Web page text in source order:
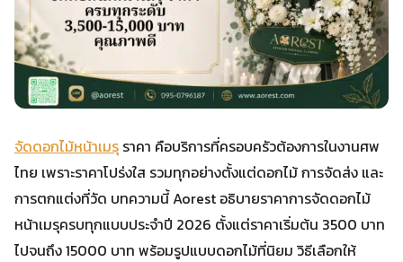
จัดดอกไม้หน้าเมรุ ราคา คือบริการที่ครอบครัวต้องการในงานศพ
ไทย เพราะราคาโปร่งใส รวมทุกอย่างตั้งแต่ดอกไม้ การจัดส่ง และ
การตกแต่งที่วัด บทความนี้ Aorest อธิบายราคาการจัดดอกไม้
หน้าเมรุครบทุกแบบประจำปี 2026 ตั้งแต่ราคาเริ่มต้น 3500 บาท
ไปจนถึง 15000 บาท พร้อมรูปแบบดอกไม้ที่นิยม วิธีเลือกให้